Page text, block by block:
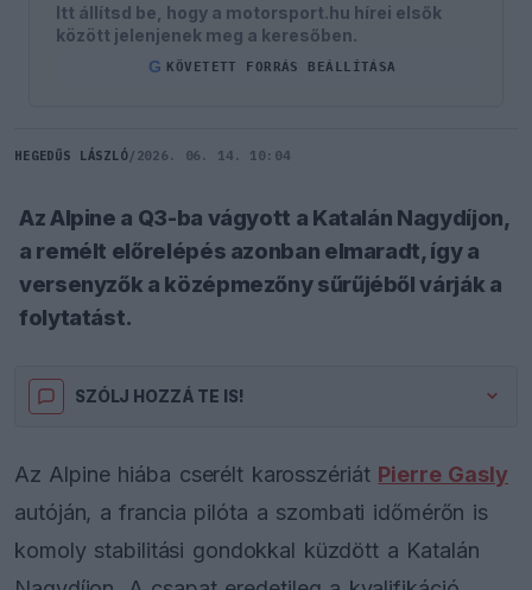
Itt állítsd be, hogy a motorsport.hu hírei elsők
között jelenjenek meg a keresőben.
G KÖVETETT FORRÁS BEÁLLÍTÁSA
HEGEDŰS LÁSZLÓ/ 2026. 06. 14. 10:04
Az Alpine a Q3-ba vágyott a Katalán Nagydíjon,
a remélt előrelépés azonban elmaradt, így a
versenyzők a középmezőny sűrűjéből várják a
folytatást.
SZÓLJ HOZZÁ TE IS!
Az Alpine hiába cserélt karosszériát Pierre Gasly
autóján, a francia pilóta a szombati időmérőn is
komoly stabilitási gondokkal küzdött a Katalán